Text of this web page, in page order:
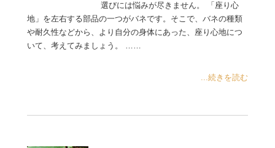
選びには悩みが尽きません。 「座り心
地」を左右する部品の一つがバネです。そこで、バネの種類
や耐久性などから、より自分の身体にあった、座り心地につ
いて、考えてみましょう。 ……
...続きを読む